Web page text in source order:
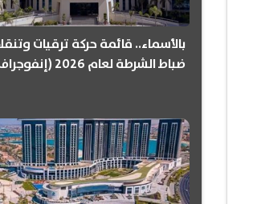
بالأسماء.. قائمة حركة ترقيات
ضباط الشرطة لعام 2026 (إنفوجراف)